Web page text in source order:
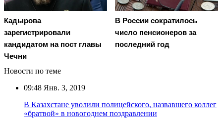
Кадырова
зарегистрировали
кандидатом на пост главы
Чечни
В России сократилось
число пенсионеров за
последний год
Новости по теме
09:48 Янв. 3, 2019
В Казахстане уволили полицейского, назвавшего коллег
«братвой» в новогоднем поздравлении